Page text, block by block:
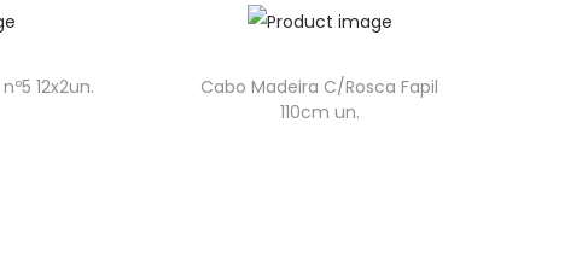
12x2un.
Cabo Madeira C/Rosca Fapil
110cm un.